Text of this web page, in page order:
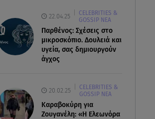
ανακαινισμένα ΤΕΠ
22.04.25
CELEBRITIES &
GOSSIP ΝΕΑ
Παρθένος: Σχέσεις στο
μικροσκόπιο. Δουλειά και
υγεία, σας δημιουργούν
άγχος
20.02.25
CELEBRITIES &
GOSSIP ΝΕΑ
Καραβοκύρη για
Ζουγανέλη: «Η Ελεωνόρα